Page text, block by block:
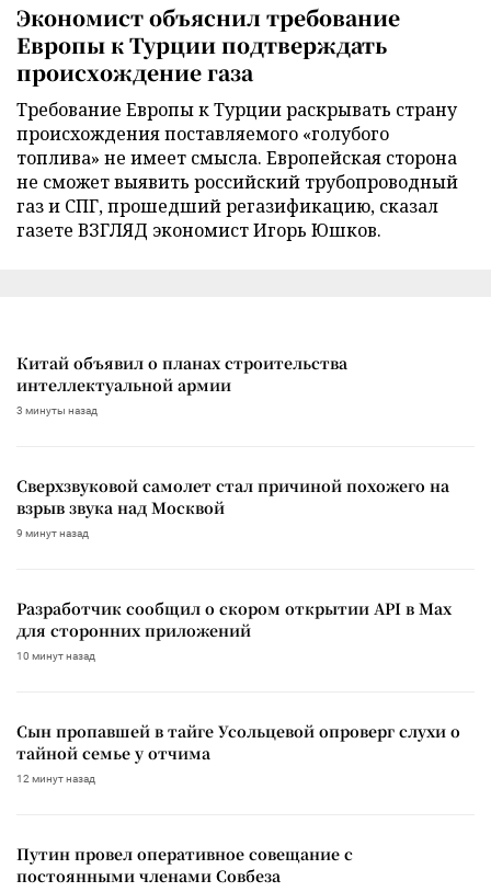
Экономист объяснил требование
Европы к Турции подтверждать
происхождение газа
Требование Европы к Турции раскрывать страну
происхождения поставляемого «голубого
топлива» не имеет смысла. Европейская сторона
не сможет выявить российский трубопроводный
газ и СПГ, прошедший регазификацию, сказал
газете ВЗГЛЯД экономист Игорь Юшков.
Китай объявил о планах строительства
интеллектуальной армии
3 минуты назад
Сверхзвуковой самолет стал причиной похожего на
взрыв звука над Москвой
9 минут назад
Разработчик сообщил о скором открытии API в Max
для сторонних приложений
10 минут назад
Сын пропавшей в тайге Усольцевой опроверг слухи о
тайной семье у отчима
12 минут назад
Путин провел оперативное совещание с
постоянными членами Совбеза